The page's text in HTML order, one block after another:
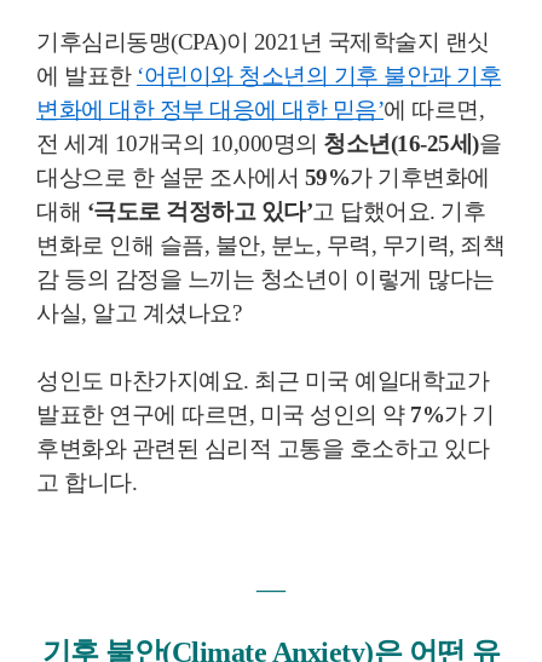
기후심리동맹(CPA)이 2021년 국제학술지 랜싯
에 발표한 ‘어린이와 청소년의 기후 불안과 기후
변화에 대한 정부 대응에 대한 믿음’에 따르면,
전 세계 10개국의 10,000명의 청소년(16-25세)을
대상으로 한 설문 조사에서 59%가 기후변화에
대해 ‘극도로 걱정하고 있다’고 답했어요. 기후
변화로 인해 슬픔, 불안, 분노, 무력, 무기력, 죄책
감 등의 감정을 느끼는 청소년이 이렇게 많다는
사실, 알고 계셨나요?
성인도 마찬가지예요. 최근 미국 예일대학교가
발표한 연구에 따르면, 미국 성인의 약 7%가 기
후변화와 관련된 심리적 고통을 호소하고 있다
고 합니다.
―
기후 불안(Climate Anxiety)은 어떤 유